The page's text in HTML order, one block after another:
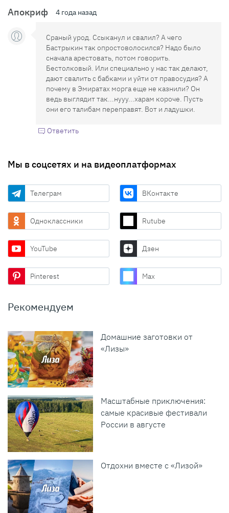
Апокриф 4 года назад
Сраный урод. Ссыканул и свалил? А чего
Бастрыкин так опростоволосился? Надо было
сначала арестовать, потом говорить.
Бестолковый. Или специально у нас так делают,
дают свалить с бабками и уйти от правосудия? А
почему в Эмиратах морга еще не казнили? Он
ведь выглядит так...нууу...харам короче. Пусть
они его талибам переправят. Вот и ладушки.
Ответить
Мы в соцсетях и на видеоплатформах
Телеграм ВКонтакте
Одноклассники Rutube
YouTube Дзен
Pinterest Max
Рекомендуем
Домашние заготовки от
«Лизы»
Масштабные приключения:
самые красивые фестивали
России в августе
Отдохни вместе с «Лизой»